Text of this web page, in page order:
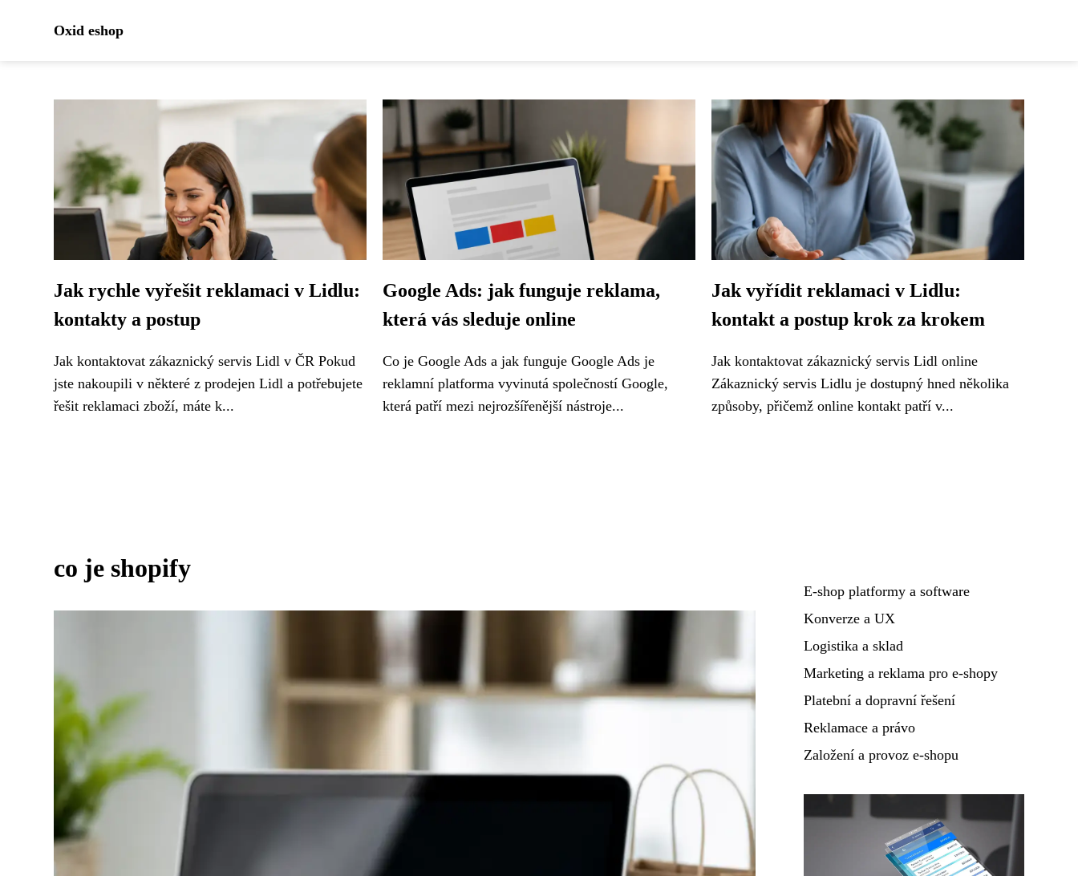
Oxid eshop
Jak rychle vyřešit reklamaci v Lidlu:
kontakty a postup
Jak kontaktovat zákaznický servis Lidl v ČR Pokud
jste nakoupili v některé z prodejen Lidl a potřebujete
řešit reklamaci zboží, máte k...
Google Ads: jak funguje reklama,
která vás sleduje online
Co je Google Ads a jak funguje Google Ads je
reklamní platforma vyvinutá společností Google,
která patří mezi nejrozšířenější nástroje...
Jak vyřídit reklamaci v Lidlu:
kontakt a postup krok za krokem
Jak kontaktovat zákaznický servis Lidl online
Zákaznický servis Lidlu je dostupný hned několika
způsoby, přičemž online kontakt patří v...
co je shopify
E-shop platformy a software
Konverze a UX
Logistika a sklad
Marketing a reklama pro e-shopy
Platební a dopravní řešení
Reklamace a právo
Založení a provoz e-shopu